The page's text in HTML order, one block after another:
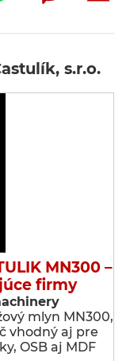
s.r.o.
MN300 –
firmy
mlyn MN300,
vhodný aj pre
OSB aj MDF